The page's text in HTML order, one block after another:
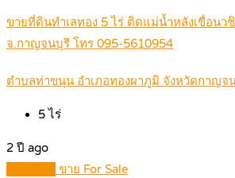
ขายที่ดินทำเลทอง 5 ไร่ ติดแม่น้ำหลังเขื่อนว
จ.กาญจนบุรี โทร 095-5610954
ตำบลท่าขนุน อำเภอทองผาภูมิ จังหวัดกาญจ
5 ไร่
2 ปี ago
ขาย For Sale